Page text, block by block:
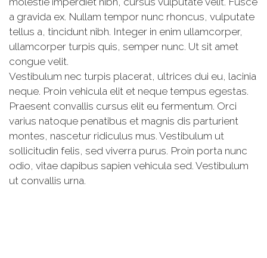
a gravida ex. Nullam tempor nunc rhoncus, vulputate
tellus a, tincidunt nibh. Integer in enim ullamcorper,
ullamcorper turpis quis, semper nunc. Ut sit amet
congue velit.
Vestibulum nec turpis placerat, ultrices dui eu, lacinia
neque. Proin vehicula elit et neque tempus egestas.
Praesent convallis cursus elit eu fermentum. Orci
varius natoque penatibus et magnis dis parturient
montes, nascetur ridiculus mus. Vestibulum ut
sollicitudin felis, sed viverra purus. Proin porta nunc
odio, vitae dapibus sapien vehicula sed. Vestibulum
ut convallis urna.